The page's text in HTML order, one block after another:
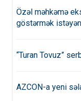
Özəl məhkəmə
göstərmək
“Turan Tovuz”
AZCON-a yeni